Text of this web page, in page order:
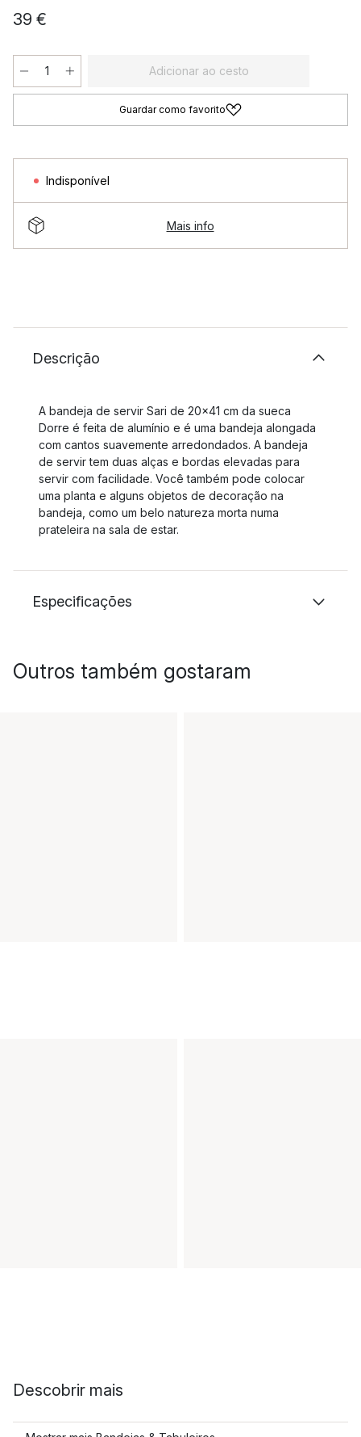
39 €
Adicionar ao cesto
Guardar como favorito
Indisponível
Mais info
Descrição
A bandeja de servir Sari de 20x41 cm da sueca
Dorre é feita de alumínio e é uma bandeja alongada
com cantos suavemente arredondados. A bandeja
de servir tem duas alças e bordas elevadas para
servir com facilidade. Você também pode colocar
uma planta e alguns objetos de decoração na
bandeja, como um belo natureza morta numa
prateleira na sala de estar.
Especificações
Outros também gostaram
Descobrir mais